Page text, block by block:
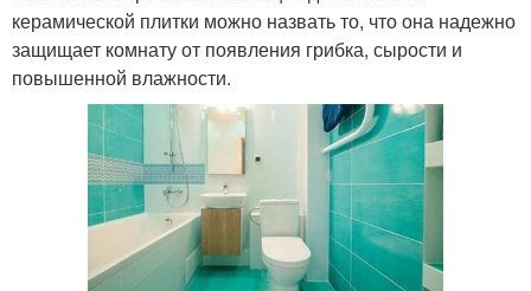
керамической плитки можно назвать то, что она надежно
защищает комнату от появления грибка, сырости и
повышенной влажности.